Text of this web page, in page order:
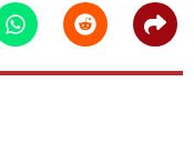
WhatsappReddit